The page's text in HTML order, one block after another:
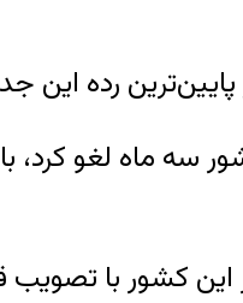
رده این
ویکتور اوربان، نخست وزیر